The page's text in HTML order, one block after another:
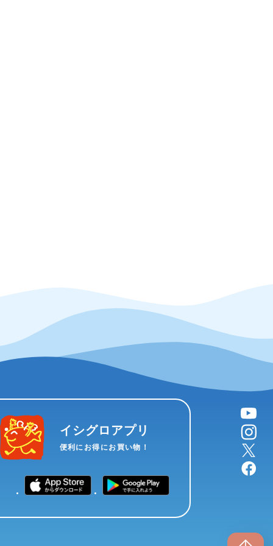
イシグロアプリ
便利にお得にお買い物！
YouTube
instagram
X
facebook